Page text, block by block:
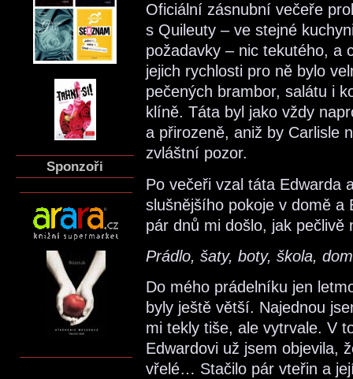
Sponzoři
Oficiální zásnubní večeře
s Quileuty – ve stejné
požadavky – nic tekutého, a
jejich rychlosti pro ně bylo
pečených brambor, salátu i
klíně. Táta byl jako vždy
a přirozeně, aniž by Carlisle
zvláštní pozor.
Po večeři vzal táta Edwarda
slušnějšího pokoje v domě a
pár dnů mi došlo, jak pečlivě
Prádlo, šaty, boty, škola,
Do mého prádelníku jen
byly ještě větší. Najednou
mi tekly tiše, ale vytrvale. V
Edwardovi už jsem objevila,
vřelé… Stačilo pár vteřin a